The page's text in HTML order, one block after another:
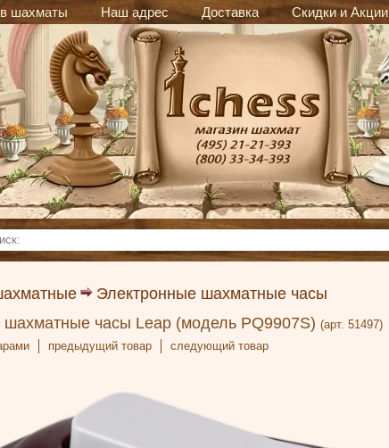
шахматы Наш адрес Доставка Скидки и Акции
Электронные шахматные часы
шахматные часы Leap (модель PQ9907S) (арт. 51497)
предыдущий товар следующий товар